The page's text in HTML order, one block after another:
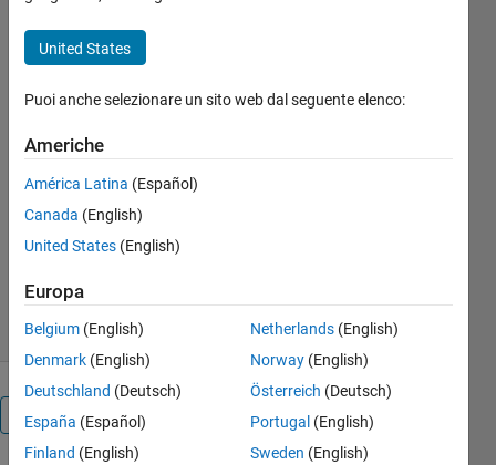
Secant
Secant method that uses one
perturbation constant for a
faster convergence
Robby Ching
Versione 1.0.1(1,88 KB)
30 giu 2020
Panoramica
United States
Puoi anche selezionare un sito web dal seguente elenco:
Americhe
América Latina (Español)
Canada (English)
United States (English)
Europa
Belgium (English)
Denmark (English)
Deutschland (Deutsch)
España (Español)
Finland (English)
Netherlands (English)
Norway (English)
Österreich (Deutsch)
Portugal (English)
Sweden (English)